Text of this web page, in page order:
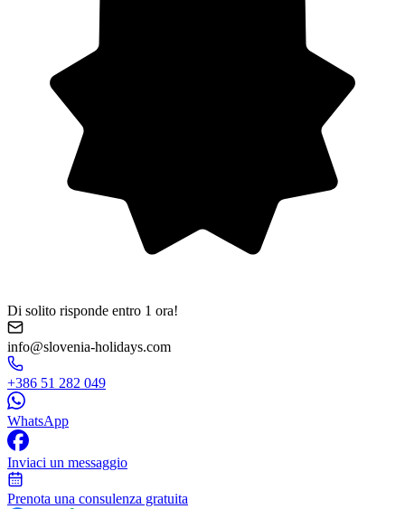
Di solito risponde entro 1 ora!
info@slovenia-holidays.com
+386 51 282 049
WhatsApp
Inviaci un messaggio
Prenota una consulenza gratuita